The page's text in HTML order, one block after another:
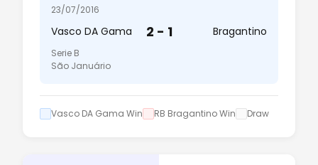
23/07/2016
Vasco DA Gama 2 - 1 Bragantino
Serie B
São Januário
Vasco DA Gama Win RB Bragantino Win Draw